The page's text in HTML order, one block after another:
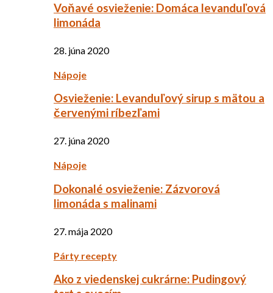
Voňavé osvieženie: Domáca levanduľová
limonáda
28. júna 2020
Nápoje
Osvieženie: Levanduľový sirup s mätou a
červenými ríbezľami
27. júna 2020
Nápoje
Dokonalé osvieženie: Zázvorová
limonáda s malinami
27. mája 2020
Párty recepty
Ako z viedenskej cukrárne: Pudingový